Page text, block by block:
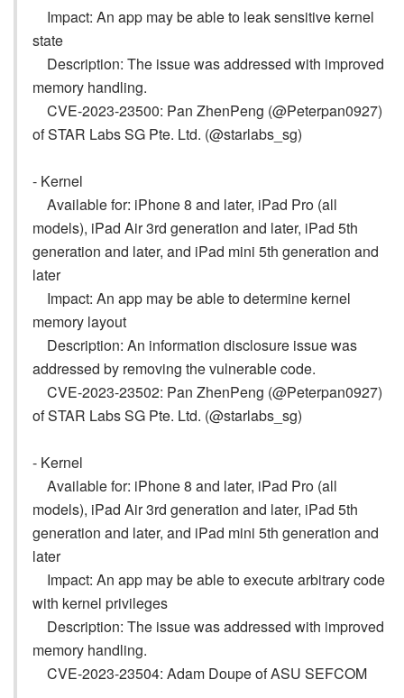
Impact: An app may be able to leak sensitive kernel
state
Description: The issue was addressed with improved
memory handling.
CVE-2023-23500: Pan ZhenPeng (@Peterpan0927)
of STAR Labs SG Pte. Ltd. (@starlabs_sg)
- Kernel
Available for: iPhone 8 and later, iPad Pro (all
models), iPad Air 3rd generation and later, iPad 5th
generation and later, and iPad mini 5th generation and
later
Impact: An app may be able to determine kernel
memory layout
Description: An information disclosure issue was
addressed by removing the vulnerable code.
CVE-2023-23502: Pan ZhenPeng (@Peterpan0927)
of STAR Labs SG Pte. Ltd. (@starlabs_sg)
- Kernel
Available for: iPhone 8 and later, iPad Pro (all
models), iPad Air 3rd generation and later, iPad 5th
generation and later, and iPad mini 5th generation and
later
Impact: An app may be able to execute arbitrary code
with kernel privileges
Description: The issue was addressed with improved
memory handling.
CVE-2023-23504: Adam Doupe of ASU SEFCOM